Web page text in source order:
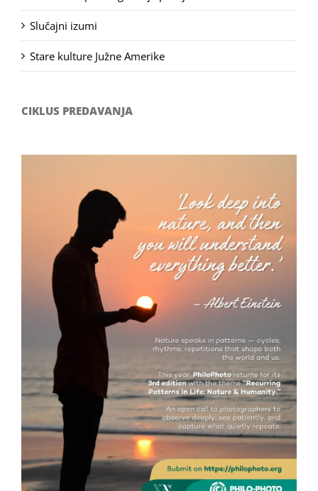
Slučajni izumi
Stare kulture Južne Amerike
CIKLUS PREDAVANJA